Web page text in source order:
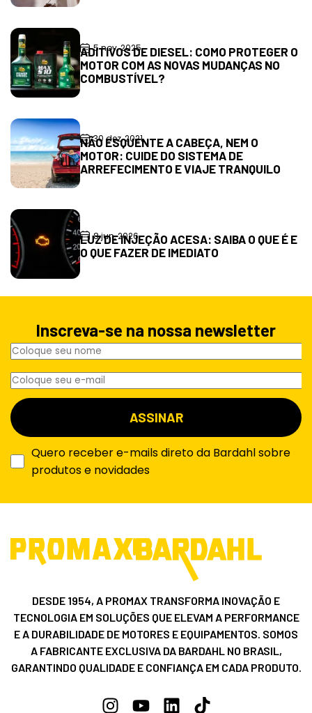
5 nov, 2025
ADITIVOS DE DIESEL: COMO PROTEGER O
MOTOR COM AS NOVAS MUDANÇAS NO
COMBUSTÍVEL?
30 dez, 2021
NÃO ESQUENTE A CABEÇA, NEM O
MOTOR: CUIDE DO SISTEMA DE
ARREFECIMENTO E VIAJE TRANQUILO
8 jun, 2026
LUZ DE INJEÇÃO ACESA: SAIBA O QUE É E
O QUE FAZER DE IMEDIATO
Inscreva-se na nossa newsletter
Quero receber e-mails direto da Bardahl sobre
produtos e novidades
DESDE 1954, A PROMAX TRANSFORMA INOVAÇÃO E
TECNOLOGIA EM SOLUÇÕES QUE ELEVAM A PERFORMANCE
E A DURABILIDADE DE MOTORES E EQUIPAMENTOS. SOMOS
A FABRICANTE EXCLUSIVA DA BARDAHL NO BRASIL,
GARANTINDO QUALIDADE E CONFIANÇA EM CADA PRODUTO.